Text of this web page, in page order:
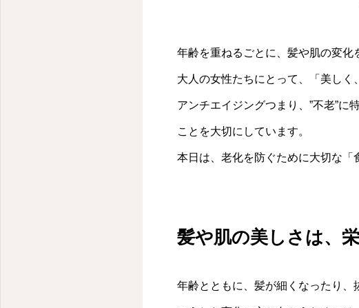
年齢を重ねるごとに、髪や肌の変化
大人の女性たちにとって、「美しく
アンチエイジングつまり、”不老”
ことを大切にしています。
本日は、老化を防ぐために大切な「
髪や肌の美しさは、
年齢とともに、髪が細くなったり、